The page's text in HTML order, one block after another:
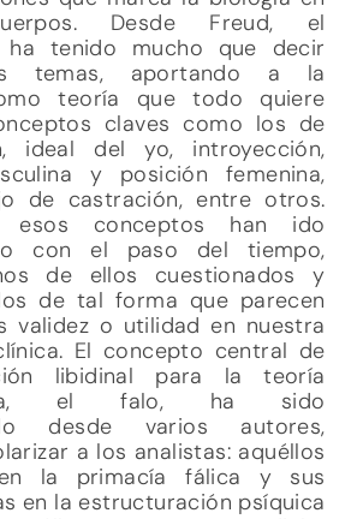
Desde Freud, el
ha tenido mucho que decir
temas, aportando a la
teoría que todo quiere
claves como los de
ideal del yo, introyección,
y posición femenina,
de castración, entre otros.
esos conceptos han ido
con el paso del tiempo,
de ellos cuestionados y
de tal forma que parecen
validez o utilidad en nuestra
El concepto central de
libidinal para la teoría
el falo, ha sido
desde varios autores,
a los analistas: aquéllos
la primacía fálica y sus
en la estructuración psíquica